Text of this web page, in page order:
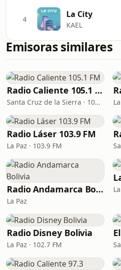
4 La City
KAEL
Emisoras similares
Radio Caliente 105.1 FM
Santa Cruz de la Sierra · 105.1 FM
Radio Láser 103.9 FM
La Paz · 103.9 FM
Radio Andamarca Bolivia
La Paz
Radio Disney Bolivia
La Paz · 102.7 FM